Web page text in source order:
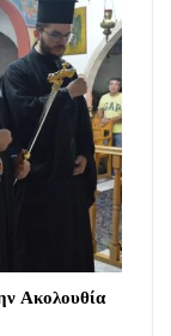
Ακολουθία